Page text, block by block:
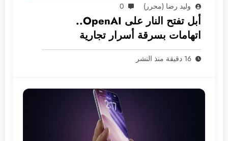
وليد رضا (محرر) 0
أبل تفتح النار على OpenAI..
اتهامات بسرقة أسرار تجارية
16 دقيقة منذ النشر